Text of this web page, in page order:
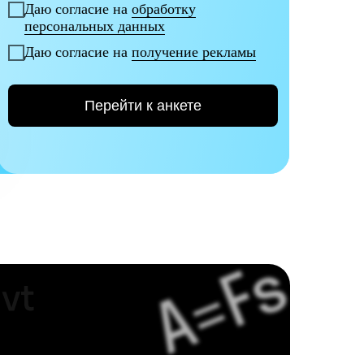
Даю согласие на обработку
персональных данных
Даю согласие на получение рекламы
Перейти к анкете